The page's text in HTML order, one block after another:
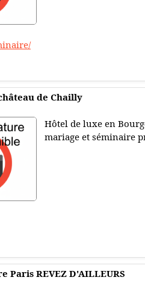
de Chailly
Hôtel de luxe en
mariage et séminaire
Paris REVEZ D'AILLEURS